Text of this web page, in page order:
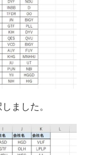
ました。